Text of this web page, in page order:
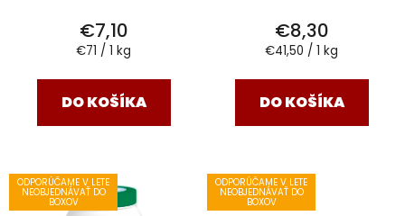
€7,10
Jednotková
€71 / 1 kg
DO KOŠÍKA
€8,30
Jednotková
€41,50 / 1 kg
DO KOŠÍKA
ODPORÚČAME V LETE
NEOBJEDNÁVAŤ DO
BOXOV
ODPORÚČAME V LETE
NEOBJEDNÁVAŤ DO
BOXOV